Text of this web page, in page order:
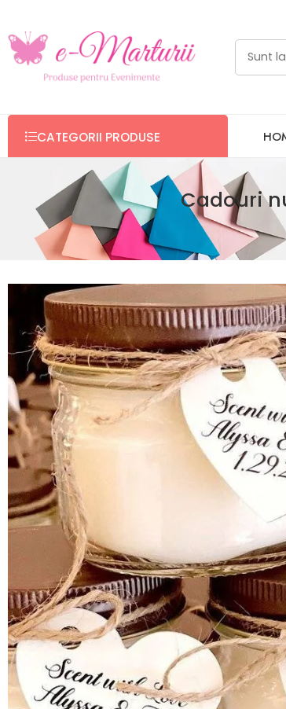
CATEGORII PRODUSE
Cadouri